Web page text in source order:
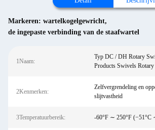
Markeren: wartelkogelgewricht,
de ingepaste verbinding van de staafwartel
1Naam:
Typ DC / DH Rotary
Products Swivels Rotary
2Kenmerken:
Zelfvergrendeling en
slijtvastheid
3Temperatuurbereik: -60°F ∼ 250°F (−51°C